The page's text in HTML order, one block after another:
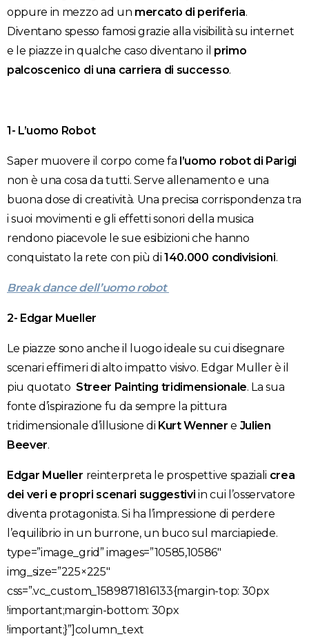
oppure in mezzo ad un mercato di periferia.
Diventano spesso famosi grazie alla visibilità su internet
e le piazze in qualche caso diventano il primo
palcoscenico di una carriera di successo.
1- L’uomo Robot
Saper muovere il corpo come fa l’uomo robot di Parigi
non è una cosa da tutti. Serve allenamento e una
buona dose di creatività. Una precisa corrispondenza tra
i suoi movimenti e gli effetti sonori della musica
rendono piacevole le sue esibizioni che hanno
conquistato la rete con più di140.000 condivisioni.
Break dance dell’uomo robot
2- Edgar Mueller
Le piazze sono anche il luogo ideale su cui disegnare
scenari effimeri di alto impatto visivo. Edgar Muller è il
piu quotato Streer Painting tridimensionale. La sua
fonte d’ispirazione fu da sempre la pittura
tridimensionale d’illusione di Kurt Wenner e Julien
Beever.
Edgar Mueller reinterpreta le prospettive spaziali crea
dei veri e propri scenari suggestivi in cui l’osservatore
diventa protagonista. Si ha l’impressione di perdere
l’equilibrio in un burrone, un buco sul marciapiede.
type=”image_grid” images=”10585,10586″
img_size=”225×225″
css=”.vc_custom_1589871816133{margin-top: 30px
!important;margin-bottom: 30px
!important;}”]column_text